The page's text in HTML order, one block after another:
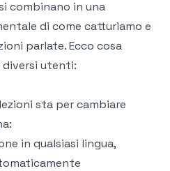
combinano in una
di come catturiamo e
parlate. Ecco cosa
utenti:
sta per cambiare
in qualsiasi lingua,